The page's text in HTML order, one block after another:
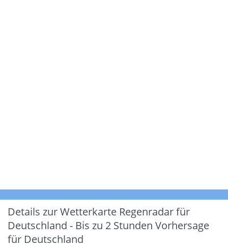
Details zur Wetterkarte Regenradar für
Deutschland - Bis zu 2 Stunden Vorhersage
für Deutschland